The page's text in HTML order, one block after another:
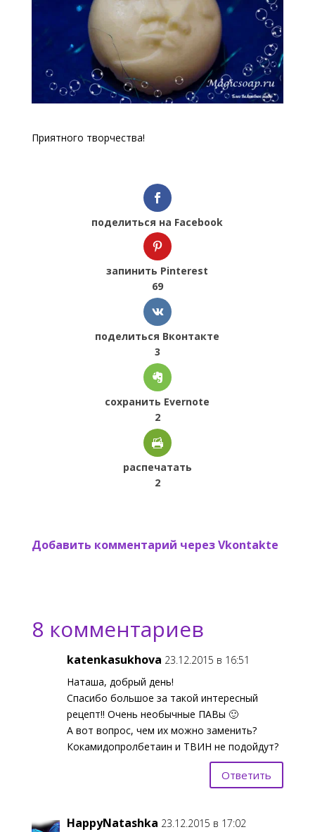
Приятного творчества!
поделиться на Facebook
запинить Pinterest
69
поделиться Вконтакте
3
сохранить Evernote
2
распечатать
2
Добавить комментарий через Vkontakte
8 комментариев
katenkasukhova 23.12.2015 в 16:51
Наташа, добрый день!
Спасибо большое за такой интересный
рецепт!! Очень необычные ПАВы 🙂
А вот вопрос, чем их можно заменить?
Кокамидопролбетаин и ТВИН не подойдут?
Ответить
HappyNatashka 23.12.2015 в 17:02